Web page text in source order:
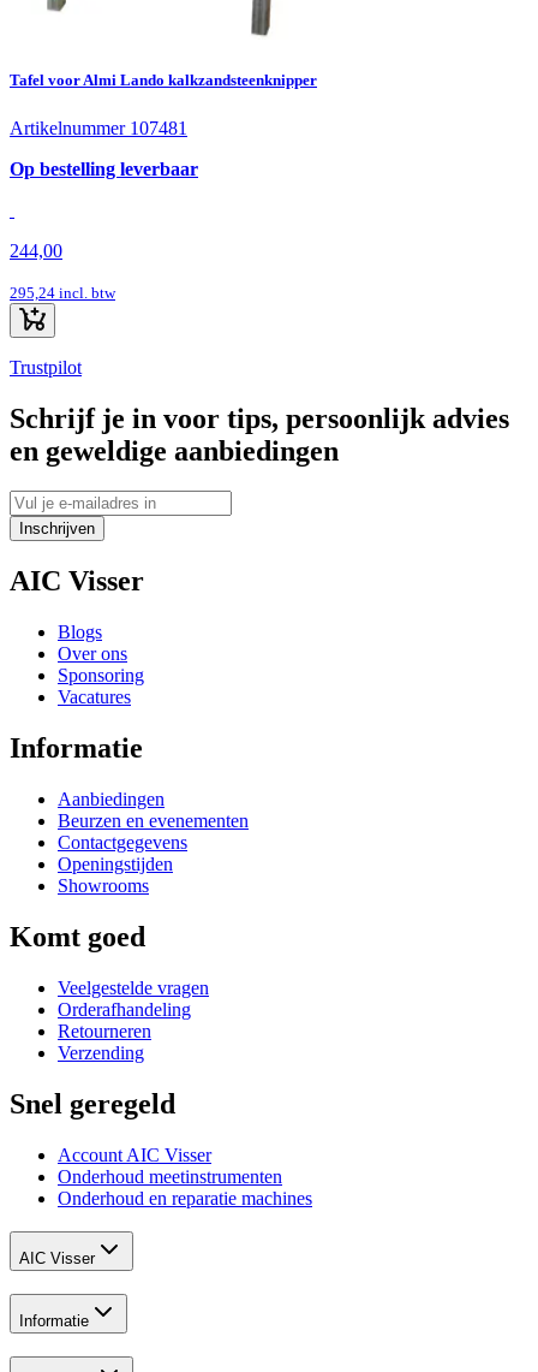
Tafel voor Almi Lando kalkzandsteenknipper
Artikelnummer 107481
Op bestelling leverbaar
244,00
295,24 incl. btw
Trustpilot
Schrijf je in voor tips, persoonlijk advies
en geweldige aanbiedingen
Inschrijven
AIC Visser
Blogs
Over ons
Sponsoring
Vacatures
Informatie
Aanbiedingen
Beurzen en evenementen
Contactgegevens
Openingstijden
Showrooms
Komt goed
Veelgestelde vragen
Orderafhandeling
Retourneren
Verzending
Snel geregeld
Account AIC Visser
Onderhoud meetinstrumenten
Onderhoud en reparatie machines
AIC Visser
Informatie